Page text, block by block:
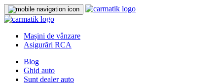
Mașini de vânzare
Asigurări RCA
Blog
Ghid auto
Sunt dealer auto